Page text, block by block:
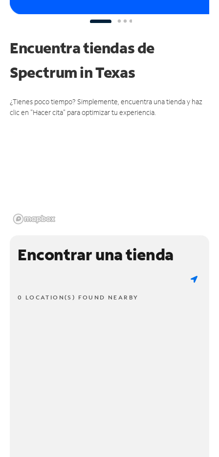
Encuentra tiendas de
Spectrumin Texas
¿Tienes poco tiempo? Simplemente, encuentra una tienda y haz
clic en "Hacer cita" para optimizar tu experiencia.
Encontrar una tienda
0 LOCATION(S) FOUND NEARBY